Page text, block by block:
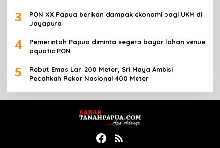
3
PON XX Papua berikan dampak ekonomi bagi UKM di
Jayapura
4
Pemerintah Papua diminta segera bayar lahan venue
aquatic PON
5
Rebut Emas Lari 200 Meter, Sri Maya Ambisi
Pecahkah Rekor Nasional 400 Meter